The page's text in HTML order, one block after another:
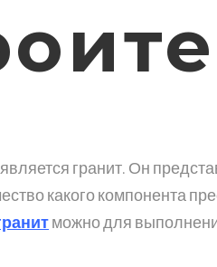
какого компонента
можно для